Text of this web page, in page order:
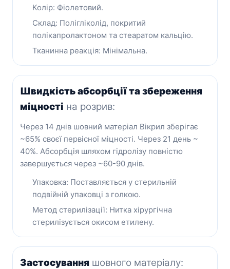
Колір: Фіолетовий.
Склад: Полігліколід, покритий
полікапролактоном та стеаратом кальцію.
Тканинна реакція: Мінімальна.
Швидкість абсорбції та збереження
міцності на розрив:
Через 14 днів шовний матеріал Вікрил зберігає
~65% своєї первісної міцності. Через 21 день ~
40%. Абсорбція шляхом гідролізу повністю
завершується через ~60-90 днів.
Упаковка: Поставляється у стерильній
подвійній упаковці з голкою.
Метод стерилізації: Нитка хірургічна
стерилізується окисом етилену.
Застосування шовного матеріалу: